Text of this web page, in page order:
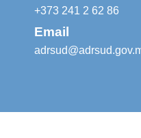
+373 241 2 62 86
Email